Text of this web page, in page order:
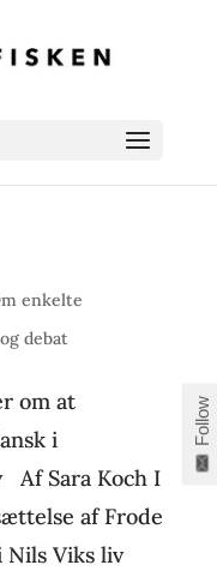
enkelte
debat
om at
i
Af Sara Koch I
af Frode
Nils Viks liv
Follow